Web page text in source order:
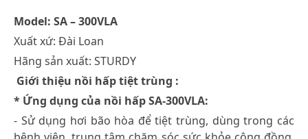
Model: SA – 300VLA
Xuất xứ: Đài Loan
Hãng sản xuất: STURDY
Giới thiệu nồi hấp tiệt trùng :
* Ứng dụng của nồi hấp SA-300VLA:
- Sử dụng hơi bão hòa để tiệt trùng, dùng trong các